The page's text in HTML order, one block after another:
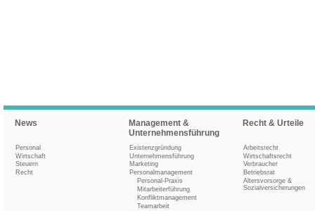
News
Personal
Wirtschaft
Steuern
Recht
Management &
Unternehmensführung
Existenzgründung
Unternehmensführung
Marketing
Personalmanagement
Personal-Praxis
Mitarbeiterführung
Konfliktmanagement
Teamarbeit
Recht & Urteile
Arbeitsrecht
Wirtschaftsrecht
Verbraucher
Betriebsrat
Altersvorsorge &
Sozialversicherungen